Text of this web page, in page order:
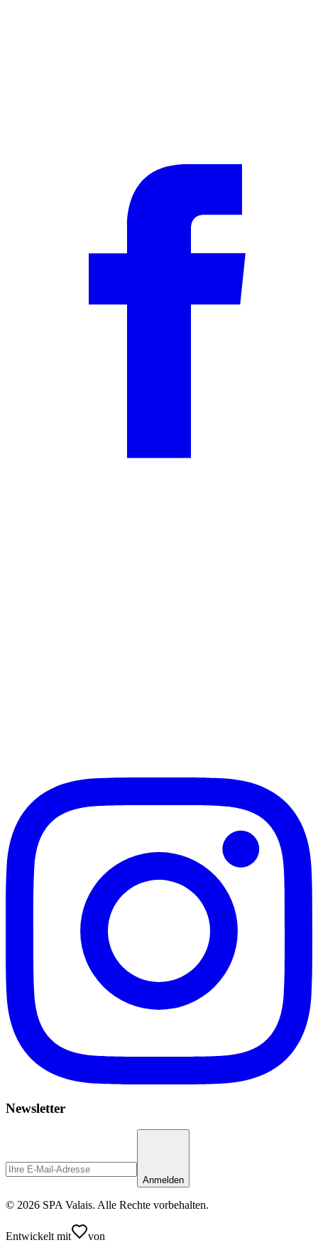
Newsletter
Anmelden
© 2026 SPA Valais. Alle Rechte vorbehalten.
Entwickelt mit von